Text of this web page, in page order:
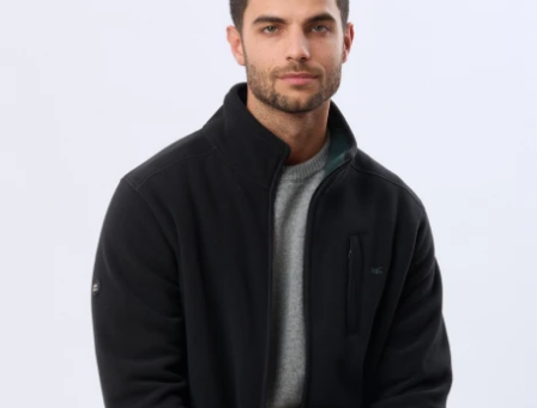
Envíos, cambios y devoluciones
Trabaja con nosotros
Contacto